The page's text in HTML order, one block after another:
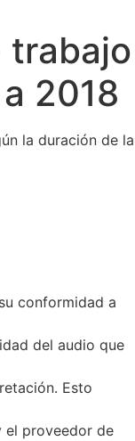
trabajo
2018
la duración de la
conformidad a
del audio que
Esto
el proveedor de